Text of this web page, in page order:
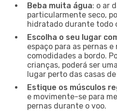
Beba muita água: o ar
particularmente seco,
hidratado durante todo
Escolha o seu lugar
espaço para as pernas
comodidades a bordo.
crianças, poderá ser
lugar perto das casas
Estique os músculos
e movimente-se para
pernas durante o voo.